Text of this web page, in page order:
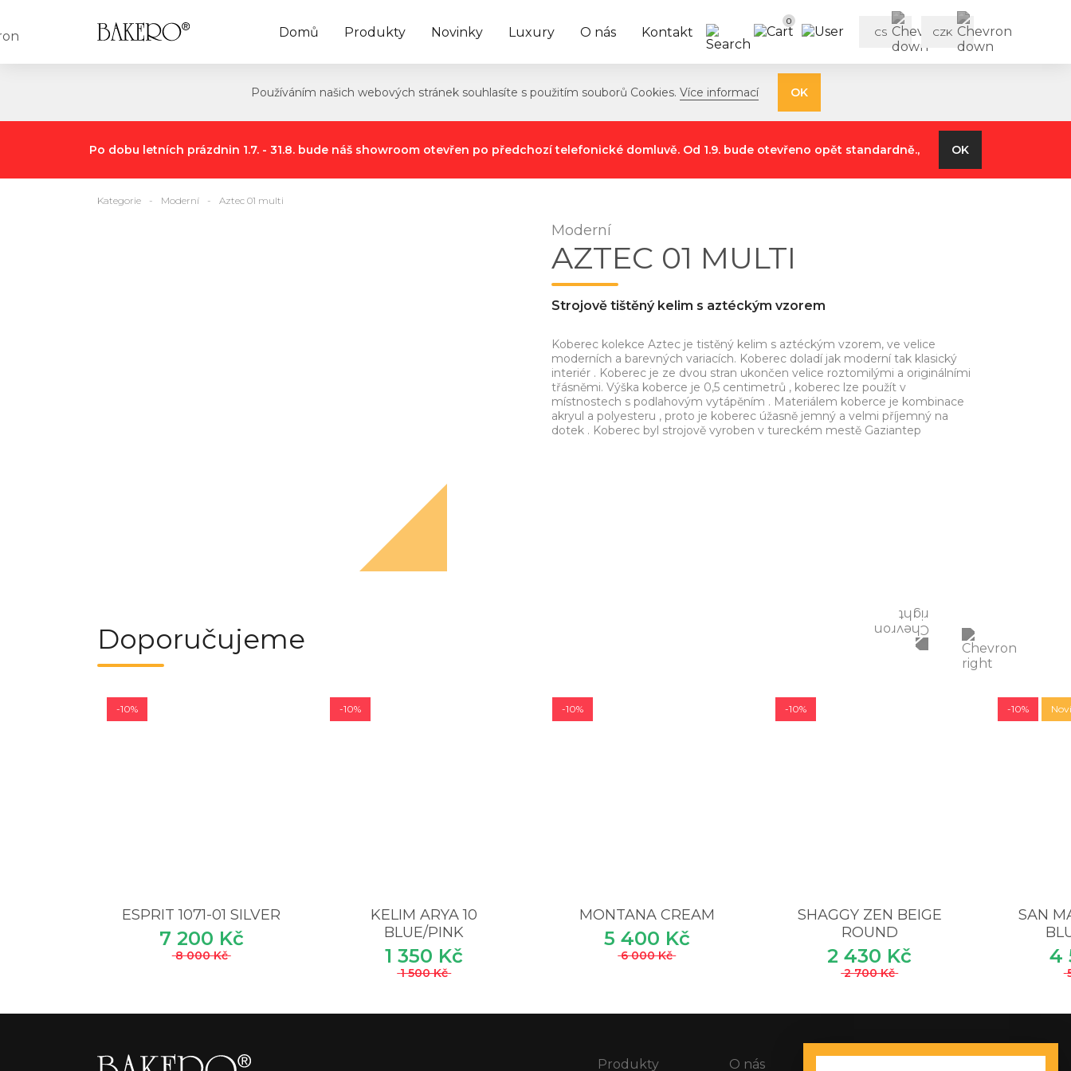
Domů Produkty Novinky Luxury O nás Kontakt
0
CS CZK
Používáním našich webových stránek souhlasíte s použitím souborů Cookies. Více informací OK
Po dobu letních prázdnin 1.7. - 31.8. bude náš showroom otevřen po předchozí telefonické domluvě. Od 1.9. bude otevřeno opět standardně., OK
Kategorie Moderní Aztec 01 multi
Moderní
AZTEC 01 MULTI
Strojově tištěný kelim s aztéckým vzorem
Koberec kolekce Aztec je tistěný kelim s aztéckým vzorem, ve velice
moderních a barevných variacích. Koberec doladí jak moderní tak klasický
interiér . Koberec je ze dvou stran ukončen velice roztomilými a originálními
třásněmi. Výška koberce je 0,5 centimetrů , koberec lze použít v
místnostech s podlahovým vytápěním . Materiálem koberce je kombinace
akryul a polyesteru , proto je koberec úžasně jemný a velmi příjemný na
dotek . Koberec byl strojově vyroben v tureckém mestě Gaziantep
Doporučujeme
-10%
ESPRIT 1071-01 SILVER
7 200 Kč
8 000 Kč
-10%
KELIM ARYA 10
BLUE/PINK
1 350 Kč
1 500 Kč
-10%
MONTANA CREAM
5 400 Kč
6 000 Kč
-10%
SHAGGY ZEN BEIGE
ROUND
2 430 Kč
2 700 Kč
-10%
SAN
4
Produkty O nás